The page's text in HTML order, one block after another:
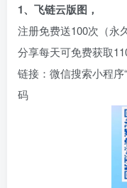
1、飞链云版图，
注册免费送100次（永
分享每天可免费获取
链接：微信搜索小程序
码